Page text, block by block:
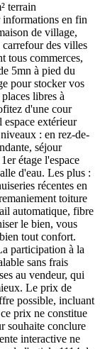
terrain
informations en fin
de village,
des villes
tous commerces,
5mn à pied du
pour stocker vos
libres à
d'une cour
extérieur
: en rez-de-
séjour
étage l'espace
d'eau. Les plus :
récentes en
toiture
automatique, fibre
le bien, vous
tout confort.
participation à la
sans frais
au vendeur, qui
Le prix de
possible, incluant
prix ne constitue
souhaite conclure
interactive ne